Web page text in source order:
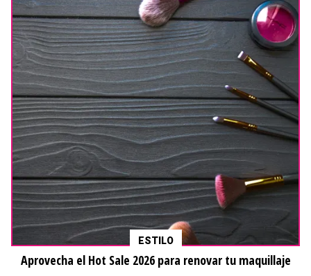
ESTILO
Aprovecha el Hot Sale 2026 para renovar tu maquillaje